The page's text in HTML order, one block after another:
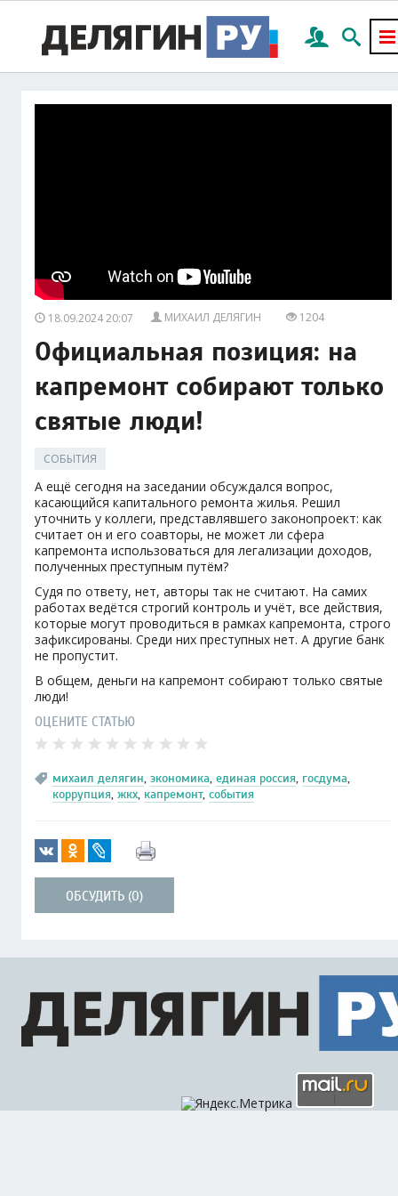
18.09.2024 20:07 МИХАИЛ ДЕЛЯГИН 1204
Официальная позиция: на
капремонт собирают только
святые люди!
СОБЫТИЯ
А ещё сегодня на заседании обсуждался вопрос,
касающийся капитального ремонта жилья. Решил
уточнить у коллеги, представлявшего законопроект: как
считает он и его соавторы, не может ли сфера
капремонта использоваться для легализации доходов,
полученных преступным путём?
Судя по ответу, нет, авторы так не считают. На самих
работах ведётся строгий контроль и учёт, все действия,
которые могут проводиться в рамках капремонта, строго
зафиксированы. Среди них преступных нет. А другие банк
не пропустит.
В общем, деньги на капремонт собирают только святые
люди!
ОЦЕНИТЕ СТАТЬЮ
михаил делягин, экономика, единая россия, госдума,
коррупция, жкх, капремонт, события
ОБСУДИТЬ (0)